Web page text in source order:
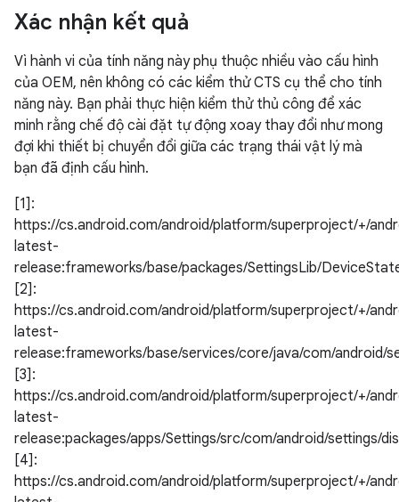
Xác nhận kết quả
Vì hành vi của tính năng này phụ thuộc nhiều vào cấu hình
của OEM, nên không có các kiểm thử CTS cụ thể cho tính
năng này. Bạn phải thực hiện kiểm thử thủ công để xác
minh rằng chế độ cài đặt tự động xoay thay đổi như mong
đợi khi thiết bị chuyển đổi giữa các trạng thái vật lý mà
bạn đã định cấu hình.
[1]:
https://cs.android.com/android/platform/superproject/+/
latest-
release:frameworks/base/packages/SettingsLib/
[2]:
https://cs.android.com/android/platform/superproject/+/
latest-
release:frameworks/base/services/core/java/com/
[3]:
https://cs.android.com/android/platform/superproject/+/
latest-
release:packages/apps/Settings/src/com/android/settings/
[4]:
https://cs.android.com/android/platform/superproject/+/